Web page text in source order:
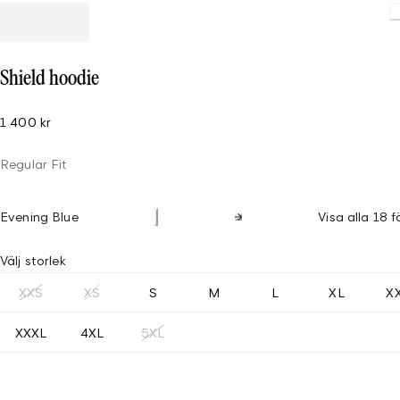
Shield hoodie
1 400 kr
Regular Fit
Evening Blue Visa alla 18
Välj storlek
XXS XS S M L XL
XXXL 4XL 5XL